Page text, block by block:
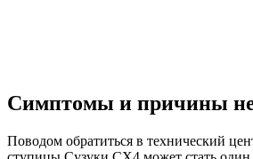
Симптомы и причины
Поводом обратиться в технический